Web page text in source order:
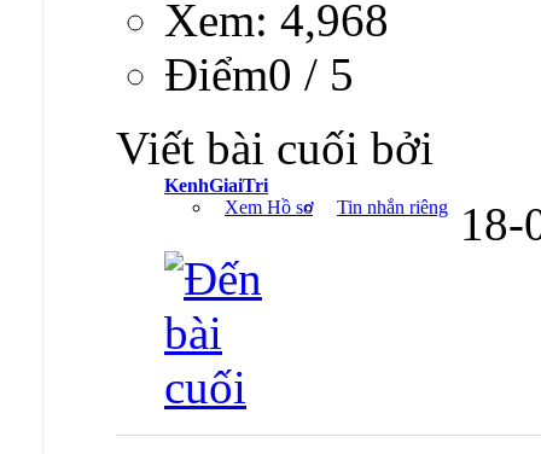
Xem: 4,968
Ðiểm0 / 5
Viết bài cuối bởi
KenhGiaiTri
Xem Hồ sơ
Tin nhắn riêng